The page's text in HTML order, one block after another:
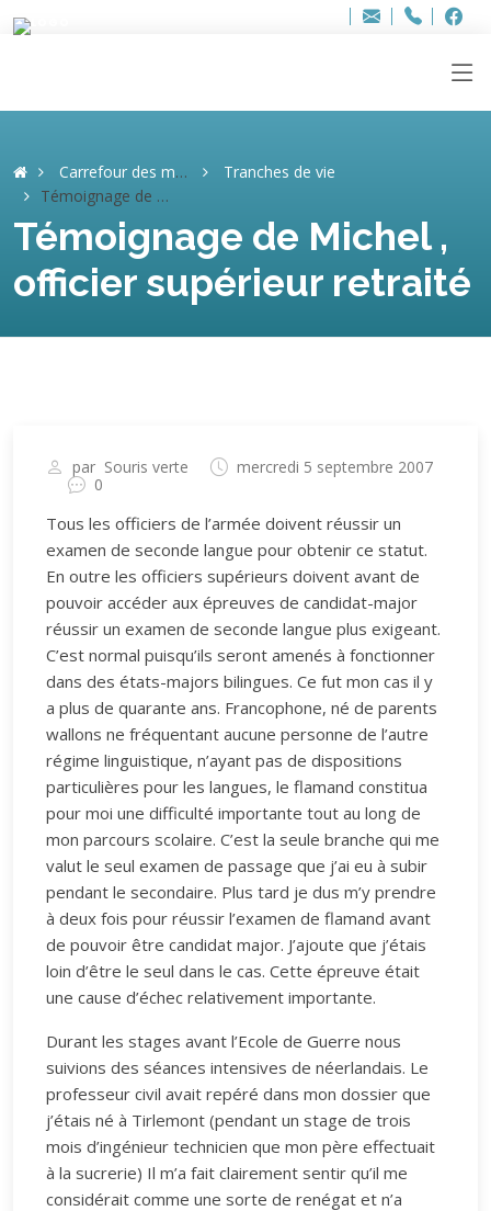
Adresse
info..hâthe..
Tel.
Tel.
Carrefour des mémoires
Tranches de vie
Témoignage de Michel , officier supérieur retraité
Témoignage de Michel ,
officier supérieur retraité
par Souris verte
mercredi 5 septembre 2007
0
Tous les officiers de l’armée doivent réussir un
examen de seconde langue pour obtenir ce statut.
En outre les officiers supérieurs doivent avant de
pouvoir accéder aux épreuves de candidat-major
réussir un examen de seconde langue plus exigeant.
C’est normal puisqu’ils seront amenés à fonctionner
dans des états-majors bilingues. Ce fut mon cas il y
a plus de quarante ans. Francophone, né de parents
wallons ne fréquentant aucune personne de l’autre
régime linguistique, n’ayant pas de dispositions
particulières pour les langues, le flamand constitua
pour moi une difficulté importante tout au long de
mon parcours scolaire. C’est la seule branche qui me
valut le seul examen de passage que j’ai eu à subir
pendant le secondaire. Plus tard je dus m’y prendre
à deux fois pour réussir l’examen de flamand avant
de pouvoir être candidat major. J’ajoute que j’étais
loin d’être le seul dans le cas. Cette épreuve était
une cause d’échec relativement importante.
Durant les stages avant l’Ecole de Guerre nous
suivions des séances intensives de néerlandais. Le
professeur civil avait repéré dans mon dossier que
j’étais né à Tirlemont (pendant un stage de trois
mois d’ingénieur technicien que mon père effectuait
à la sucrerie) Il m’a fait clairement sentir qu’il me
considérait comme une sorte de renégat et n’a